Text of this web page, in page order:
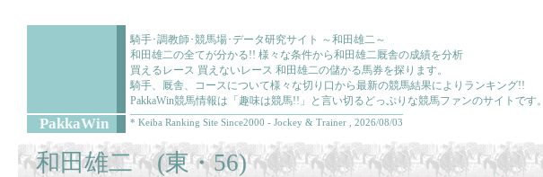
騎手･調教師･競馬場･データ研究サイト ～和田雄二～
和田雄二の全てが分かる!! 様々な条件から和田雄二厩舎の成績を分析
買えるレース 買えないレース 和田雄二の儲かる馬券を探ります。
騎手、厩舎、コースについて様々な切り口から最新の競馬結果によりランキング!!
PakkaWin競馬情報は「趣味は競馬!!」と言い切るどっぷりな競馬ファンのサイトです。
PakkaWin * Keiba Ranking Site Since2000 - Jockey & Trainer , 2026/08/03
和田雄二 (東・56)